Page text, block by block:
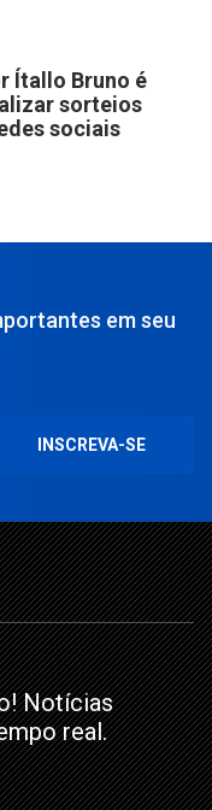
Ítallo Bruno é
sorteios
sociais
em seu
Notícias
real.